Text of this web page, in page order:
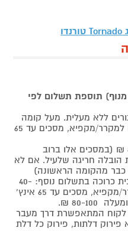
Tornado טורנדו
מנוף) תוספת תשלום לפי
ללא מעלית. מעל קומה
ב' 40-50 ₪ למוצר לבן, 60-80 ₪ למקרר/מקפיא, מסכים עד 65
מסכים מ-75 אינץ' ומעלה 80-100 ₪ (במסכים אלו ברוב
הובלה חריגה שלעיל. אם לא
כבר מהקומה הראשונה)
הובלה לכל קומה נוספת בתוך הבית כרוכה בתשלום נוסף: 40-
50 ₪ למוצר לבן, 60-80 ₪ למקרר/מקפיא, מסכים עד 65 אינץ'
המתאפשרת דרך מעבר
דלתות, פירוק כל דלת